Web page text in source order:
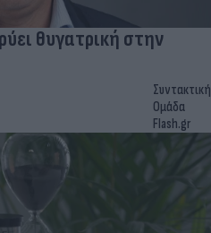
θυγατρική στην
Συντακτική
Ομάδα
Flash.gr